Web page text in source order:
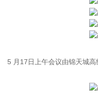
5 月17日上午会议由锦天城